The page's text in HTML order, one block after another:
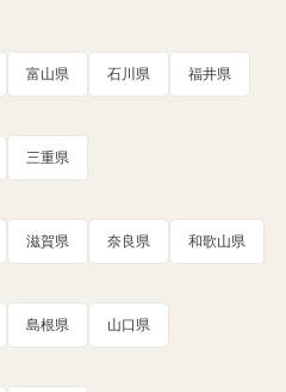
富山県 石川県 福井県
三重県
滋賀県 奈良県 和歌山県
島根県 山口県